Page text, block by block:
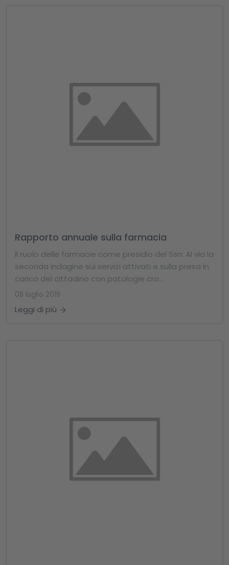
Rapporto annuale sulla farmacia
Il ruolo delle farmacie come presidio del Ssn: Al via la
seconda indagine sui servizi attivati e sulla presa in
carico del cittadino con patologie cro...
08 luglio 2019
Leggi di più